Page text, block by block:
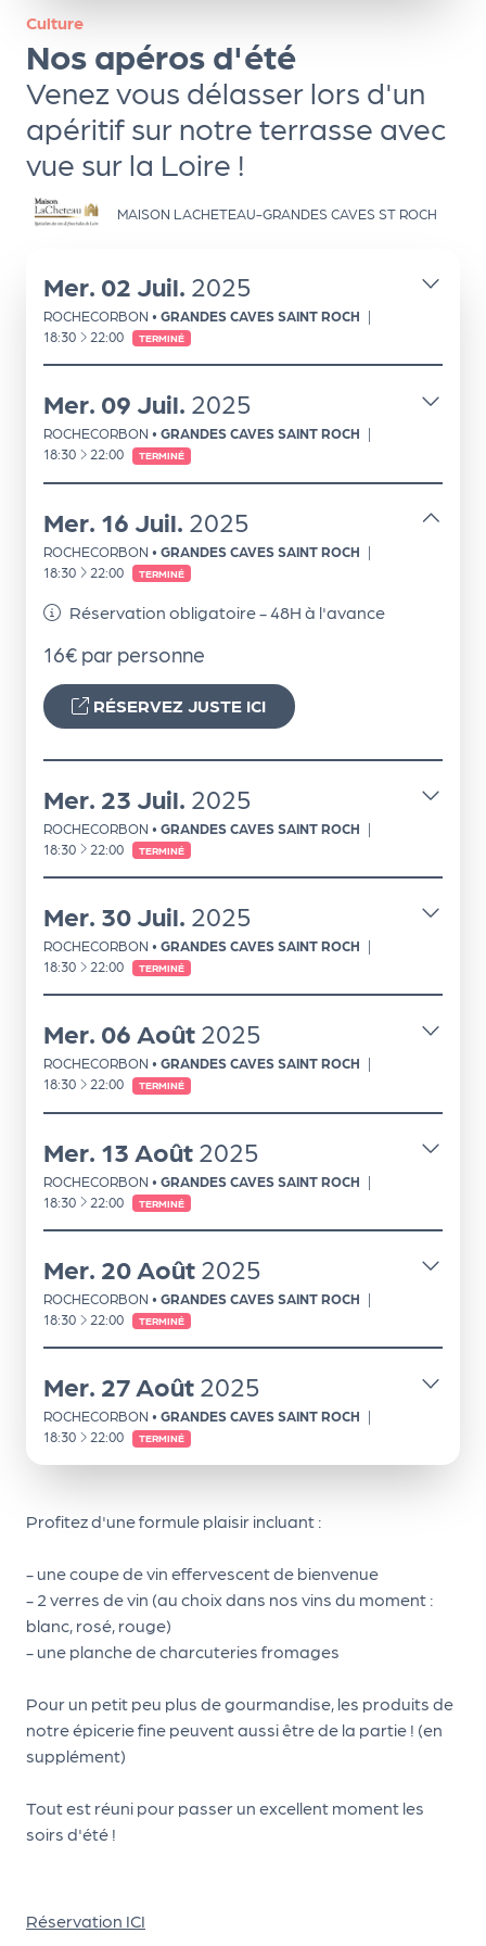
Culture
Nos apéros d'été
Venez vous délasser lors d'un
apéritif sur notre terrasse avec
vue sur la Loire !
MAISON LACHETEAU-GRANDES CAVES ST ROCH
Mer. 02 Juil. 2025
ROCHECORBON • GRANDES CAVES SAINT ROCH |
18:30 À
22:00 TERMINÉ
Mer. 09 Juil. 2025
ROCHECORBON • GRANDES CAVES SAINT ROCH |
18:30 À
22:00 TERMINÉ
Mer. 16 Juil. 2025
ROCHECORBON • GRANDES CAVES SAINT ROCH |
18:30 À
22:00 TERMINÉ
Réservation obligatoire - 48H à l'avance
16€ par personne
RÉSERVEZ JUSTE ICI
Mer. 23 Juil. 2025
ROCHECORBON • GRANDES CAVES SAINT ROCH |
18:30 À
22:00 TERMINÉ
Mer. 30 Juil. 2025
ROCHECORBON • GRANDES CAVES SAINT ROCH |
18:30 À
22:00 TERMINÉ
Mer. 06 Août 2025
ROCHECORBON • GRANDES CAVES SAINT ROCH |
18:30 À
22:00 TERMINÉ
Mer. 13 Août 2025
ROCHECORBON • GRANDES CAVES SAINT ROCH |
18:30 À
22:00 TERMINÉ
Mer. 20 Août 2025
ROCHECORBON • GRANDES CAVES SAINT ROCH |
18:30 À
22:00 TERMINÉ
Mer. 27 Août 2025
ROCHECORBON • GRANDES CAVES SAINT ROCH |
18:30 À
22:00 TERMINÉ
Profitez d'une formule plaisir incluant :
- une coupe de vin effervescent de bienvenue
- 2 verres de vin (au choix dans nos vins du moment :
blanc, rosé, rouge)
- une planche de charcuteries fromages
Pour un petit peu plus de gourmandise, les produits de
notre épicerie fine peuvent aussi être de la partie ! (en
supplément)
Tout est réuni pour passer un excellent moment les
soirs d'été !
Réservation ICI
ns
PR
O
G!
PR
O
G!
Le
Ma
g
Sui
vr
e
le
PR
O
G!
N
os
se
s
L
e
it
d
e
o
g
a
a
e
u
P
r
o
p
s
e
r
n
é
n
e